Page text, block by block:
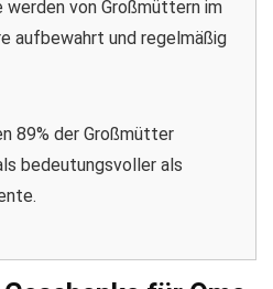
werden von Großmüttern im
aufbewahrt und regelmäßig
89% der Großmütter
bedeutungsvoller als